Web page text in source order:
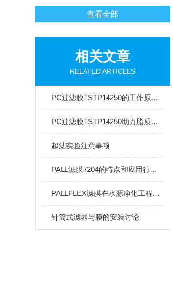
查看全部
相关文章
RELATED ARTICLES
PC过滤膜TSTP14250的工作原理及其在各种行业中的应用
PC过滤膜TSTP14250助力脂质体挤出，提升实验效率
超滤实验注意事项
PALL滤膜7204的特点和应用行业说明
PALLFLEX滤膜在水源净化工程中的应用与清洁技术探索
针筒式滤器与膜的安装讨论